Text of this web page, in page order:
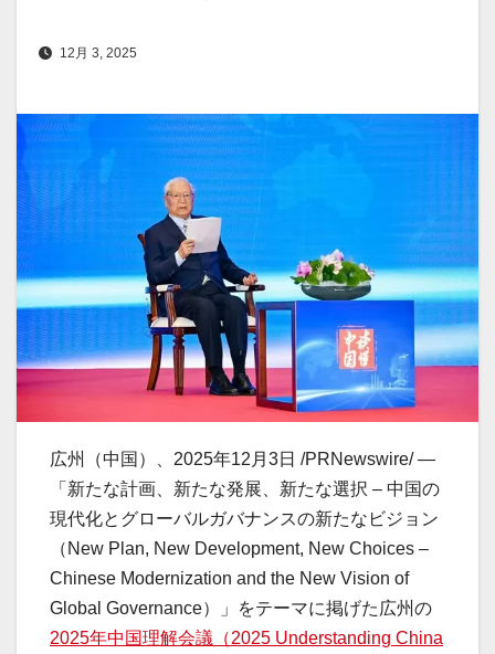
12月 3, 2025
広州（中国）、2025年12月3日 /PRNewswire/ —
「新たな計画、新たな発展、新たな選択 – 中国の
現代化とグローバルガバナンスの新たなビジョン
（New Plan, New Development, New Choices –
Chinese Modernization and the New Vision of
Global Governance）」をテーマに掲げた広州の
2025年中国理解会議（2025 Understanding China